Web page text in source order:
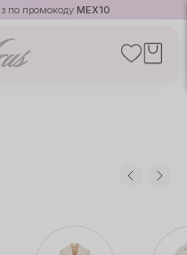
по промокоду MEX10